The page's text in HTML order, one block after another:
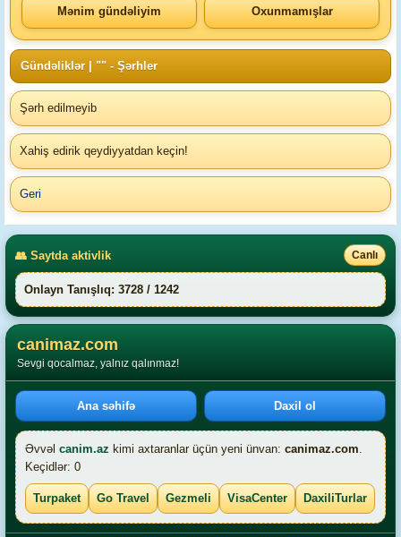
Mənim gündəliyim Oxunmamışlar
Gündəliklər | "" - Şərhler
Şərh edilmeyib
Xahiş edirik qeydiyyatdan keçin!
Geri
👥 Saytda aktivlik Canlı
Onlayn Tanışlıq: 3728 / 1242
canimaz.com
Sevgi qocalmaz, yalnız qalınmaz!
Ana səhifə Daxil ol
Əvvəl canim.az kimi axtaranlar üçün yeni ünvan: canimaz.com.
Keçidlər: 0
Turpaket Go Travel Gezmeli VisaCenter DaxiliTurlar